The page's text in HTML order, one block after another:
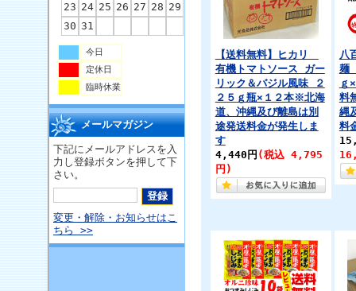
23 24 25 26 27 28 29
30 31
今日
定休日
臨時休業
メールマガジン
下記にメールアドレスを入
力し登録ボタンを押して下
さい。
変更・解除・お知らせはこ
ちら >>
【送料無料】ヒカリ
有機トマトソース ガー
リック＆バジル風味 ２
２５ｇ瓶×１２本※北海
道、沖縄及び離島は別
途発送料金が発生しま
す
4,440円 (税込 4,795
円)
八
麺
ｇ
料
縄
料